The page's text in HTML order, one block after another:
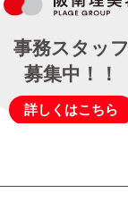
事務スタッフ
募集中！！
詳しくはこちら